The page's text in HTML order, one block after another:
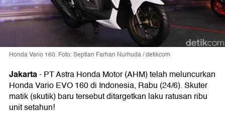
Honda Vario 160. Foto: Septian Farhan Nurhuda / detikcom
Jakarta-PT Astra Honda Motor (AHM) telah meluncurkan
Honda Vario EVO 160 di Indonesia, Rabu (24/6). Skuter
matik (skutik) baru tersebut ditargetkan laku ratusan ribu
unit setahun!